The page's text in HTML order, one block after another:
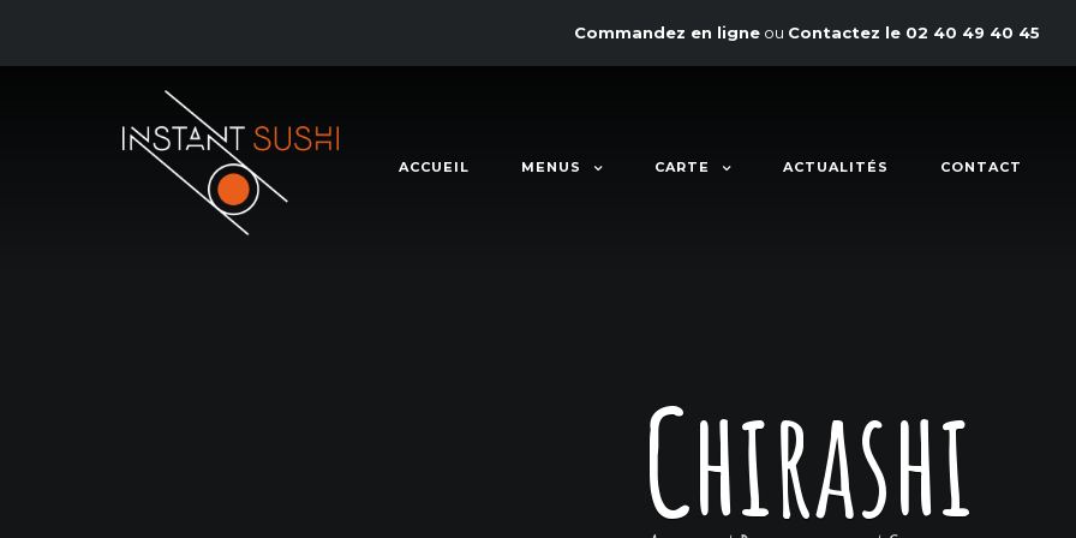
Commandez en ligne ou Contactez le 02 40 49 40 45
ACCUEIL MENUS CARTE ACTUALITÉS CONTACT
Chirashi